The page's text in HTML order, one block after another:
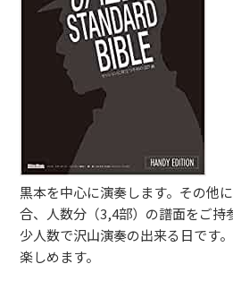
ブッキングライブ出演
初心者POPS
黒本を中心に演奏します。その他
合、人数分（3,4部）の譜面をご持
少人数で沢山演奏の出来る日です
楽しめます。